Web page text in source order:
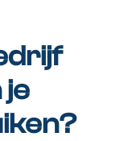
je